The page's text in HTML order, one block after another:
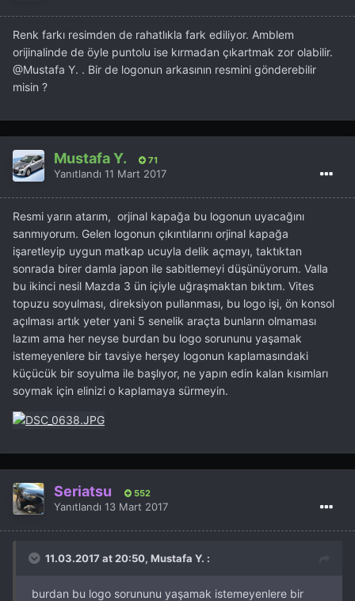
Renk farkı resimden de rahatlıkla fark ediliyor. Amblem
orijinalinde de öyle puntolu ise kırmadan çıkartmak zor olabilir.
@Mustafa Y. . Bir de logonun arkasının resmini gönderebilir
misin ?
Mustafa Y. 71
Yanıtlandı 11 Mart 2017
Resmi yarın atarım, orjinal kapağa bu logonun uyacağını
sanmıyorum. Gelen logonun çıkıntılarını orjinal kapağa
işaretleyip uygun matkap ucuyla delik açmayı, taktıktan
sonrada birer damla japon ile sabitlemeyi düşünüyorum. Valla
bu ikinci nesil Mazda 3 ün içiyle uğraşmaktan bıktım. Vites
topuzu soyulması, direksiyon pullanması, bu logo işi, ön konsol
açılması artık yeter yani 5 senelik araçta bunların olmaması
lazım ama her neyse burdan bu logo sorununu yaşamak
istemeyenlere bir tavsiye herşey logonun kaplamasındaki
küçücük bir soyulma ile başlıyor, ne yapın edin kalan kısımları
soymak için elinizi o kaplamaya sürmeyin.
Seriatsu 552
Yanıtlandı 13 Mart 2017
11.03.2017 at 20:50, Mustafa Y. :
burdan bu logo sorununu yaşamak istemeyenlere bir